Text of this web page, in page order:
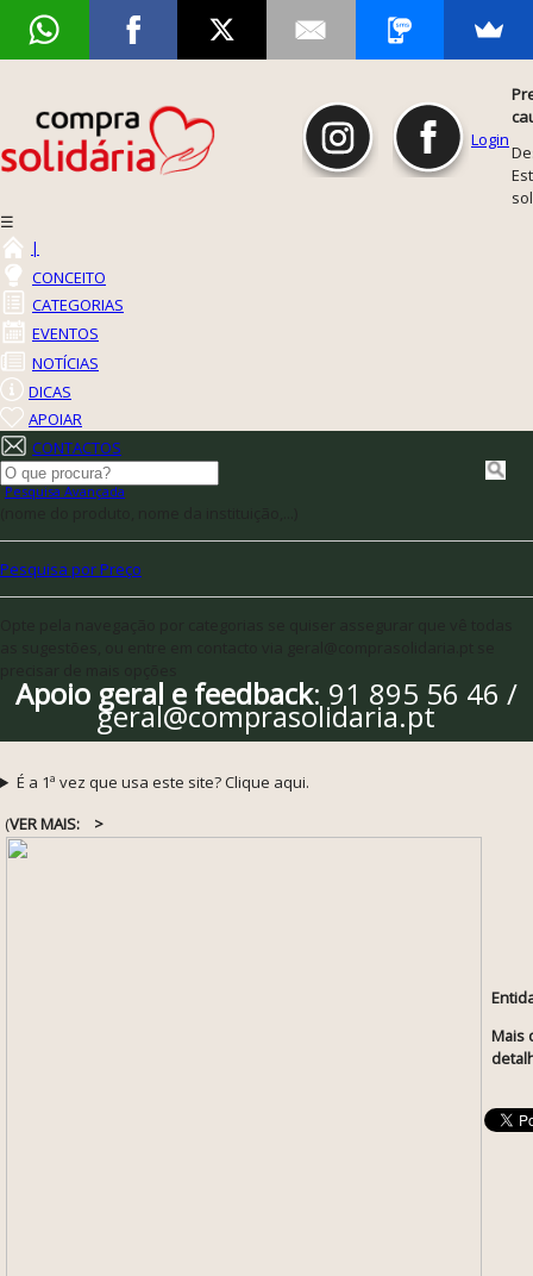
Login
☰
|
CONCEITO
CATEGORIAS
EVENTOS
NOTÍCIAS
DICAS
APOIAR
CONTACTOS
Pesquisa Avançada
Pesquisa por Preço
Apoio geral e feedback: 91 895 56 46 /
geral@comprasolidaria.pt
É a 1ª vez que usa este site? Clique aqui.
(VER MAIS: >
Mais